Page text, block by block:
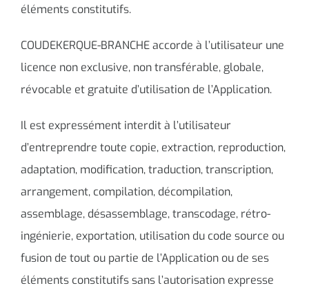
éléments constitutifs.
COUDEKERQUE-BRANCHE accorde à l’utilisateur une
licence non exclusive, non transférable, globale,
révocable et gratuite d’utilisation de l’Application.
Il est expressément interdit à l’utilisateur
d’entreprendre toute copie, extraction, reproduction,
adaptation, modification, traduction, transcription,
arrangement, compilation, décompilation,
assemblage, désassemblage, transcodage, rétro-
ingénierie, exportation, utilisation du code source ou
fusion de tout ou partie de l’Application ou de ses
éléments constitutifs sans l’autorisation expresse